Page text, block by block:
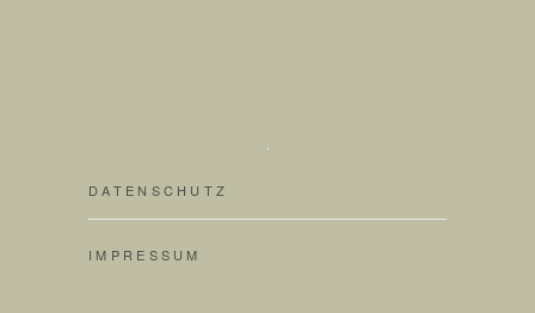
DATENSCHUTZ
IMPRESSUM